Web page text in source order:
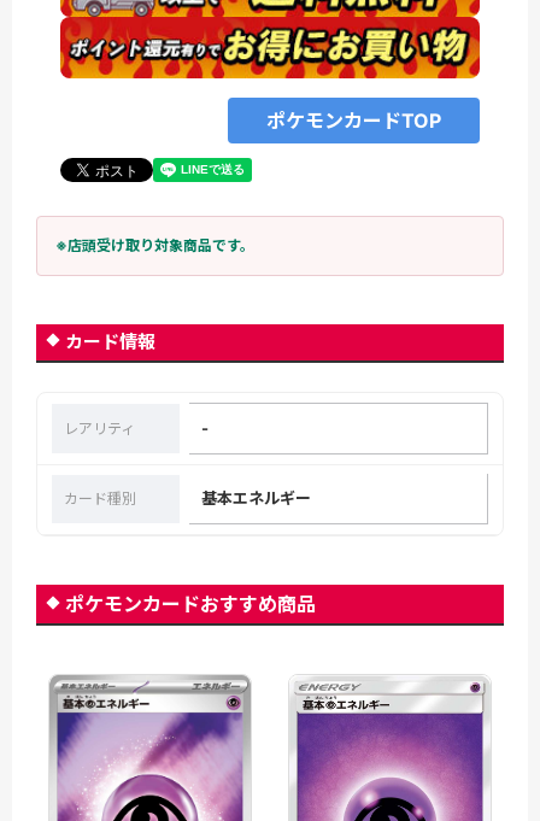
ポケモンカードTOP
※店頭受け取り対象商品です。
カード情報
レアリティ -
カード種別 基本エネルギー
ポケモンカードおすすめ商品